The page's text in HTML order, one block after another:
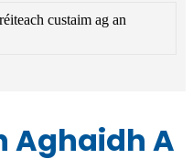
custaim ag an
Aghaidh A